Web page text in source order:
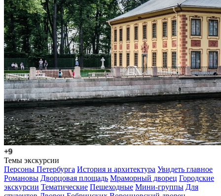
+9
Темы экскурсии
Персоны Петербурга История и архитектура Увидеть главное
Романовы Дворцовая площадь Мраморный дворец Городские
экскурсии Тематические Пешеходные Мини-группы Для